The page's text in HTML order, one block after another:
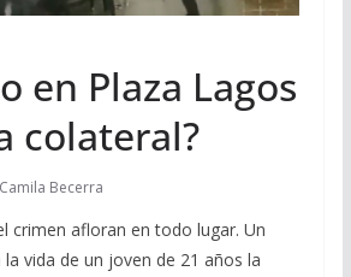
en Plaza Lagos
colateral?
Camila Becerra
crimen afloran en todo lugar. Un
vida de un joven de 21 años la